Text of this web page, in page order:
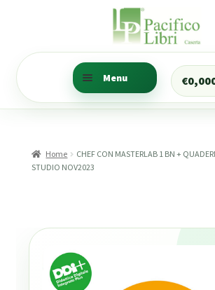
navigazione
contenuto
Menu
classe
Numeratore
€0,00
Home
CHEF CON MASTERLAB 1 BN +
STUDIO NOV2023